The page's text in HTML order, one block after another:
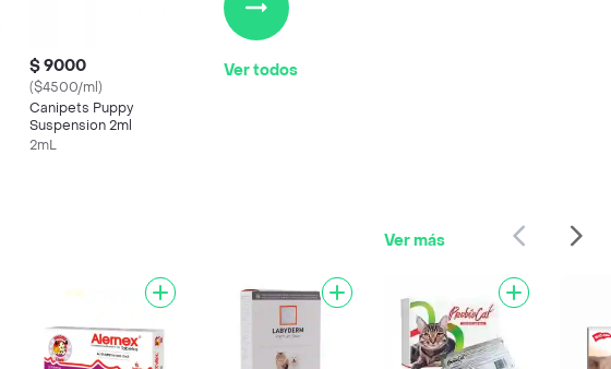
$ 9000
($4500/ml)
Canipets Puppy
Suspension 2ml
2mL
Ver todos
Ver más